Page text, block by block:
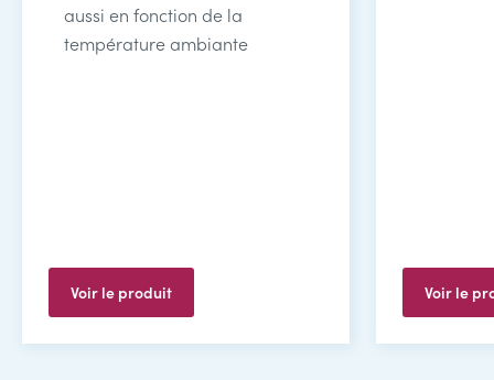
aussi en fonction de la
température ambiante
Voir le produit Voir le